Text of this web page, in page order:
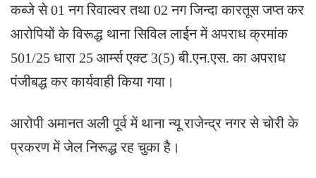
कब्जे से 01 नग रिवाल्वर तथा 02 नग जिन्दा कारतूस जप्त कर
आरोपियों के विरूद्ध थाना सिविल लाईन में अपराध क्रमांक
501/25 धारा 25 आर्म्स एक्ट 3(5) बी.एन.एस. का अपराध
पंजीबद्ध कर कार्यवाही किया गया।
आरोपी अमानत अली पूर्व में थाना न्यू राजेन्द्र नगर से चोरी के
प्रकरण में जेल निरूद्ध रह चुका है।